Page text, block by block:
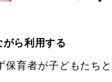
ら利用する
保育者が子どもたちと